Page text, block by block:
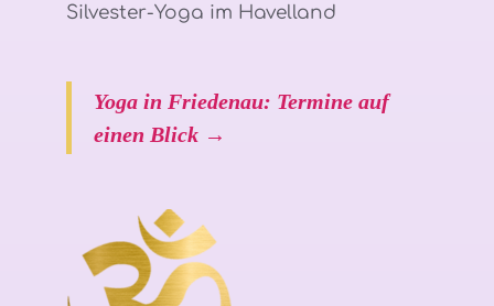
Silvester-Yoga im Havelland
Yoga in Friedenau: Termine auf
einen Blick →